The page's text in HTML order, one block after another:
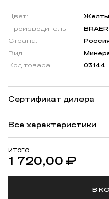
ИТОГО:
1 720,00 ₽
В
Цвет:
Производитель:
BRAER
Страна:
Вид:
Код товара:
03144
Все характеристики
Сертификат дилера